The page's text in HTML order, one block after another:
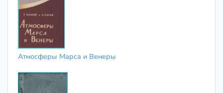
Атмосферы Марса и Венеры